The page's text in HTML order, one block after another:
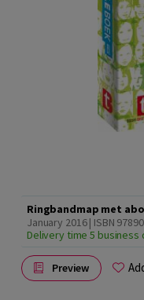
Ringbandmap met
January 2016 | ISBN
Delivery time 5 business
Preview